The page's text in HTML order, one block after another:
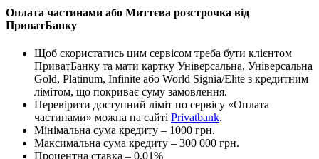
Оплата частинами або Миттєва розстрочка від
ПриватБанку
Щоб скористатись цим сервісом треба бути клієнтом
ПриватБанку та мати картку Універсальна, Універсальна
Gold, Platinum, Infinite або World Signia/Elite з кредитним
лімітом, що покриває суму замовлення.
Перевірити доступний ліміт по сервісу «Оплата
частинами» можна на сайті Privatbank.
Мінімальна сума кредиту – 1000 грн.
Максимальна сума кредиту – 300 000 грн.
Процентна ставка – 0,01%